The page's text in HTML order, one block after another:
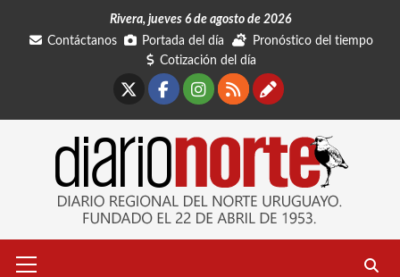
Rivera, jueves 6 de agosto de 2026
Contáctanos
Portada del día
Pronóstico del tiempo
Cotización del día
Facebook
Instagram
RSSContáctanos
primario